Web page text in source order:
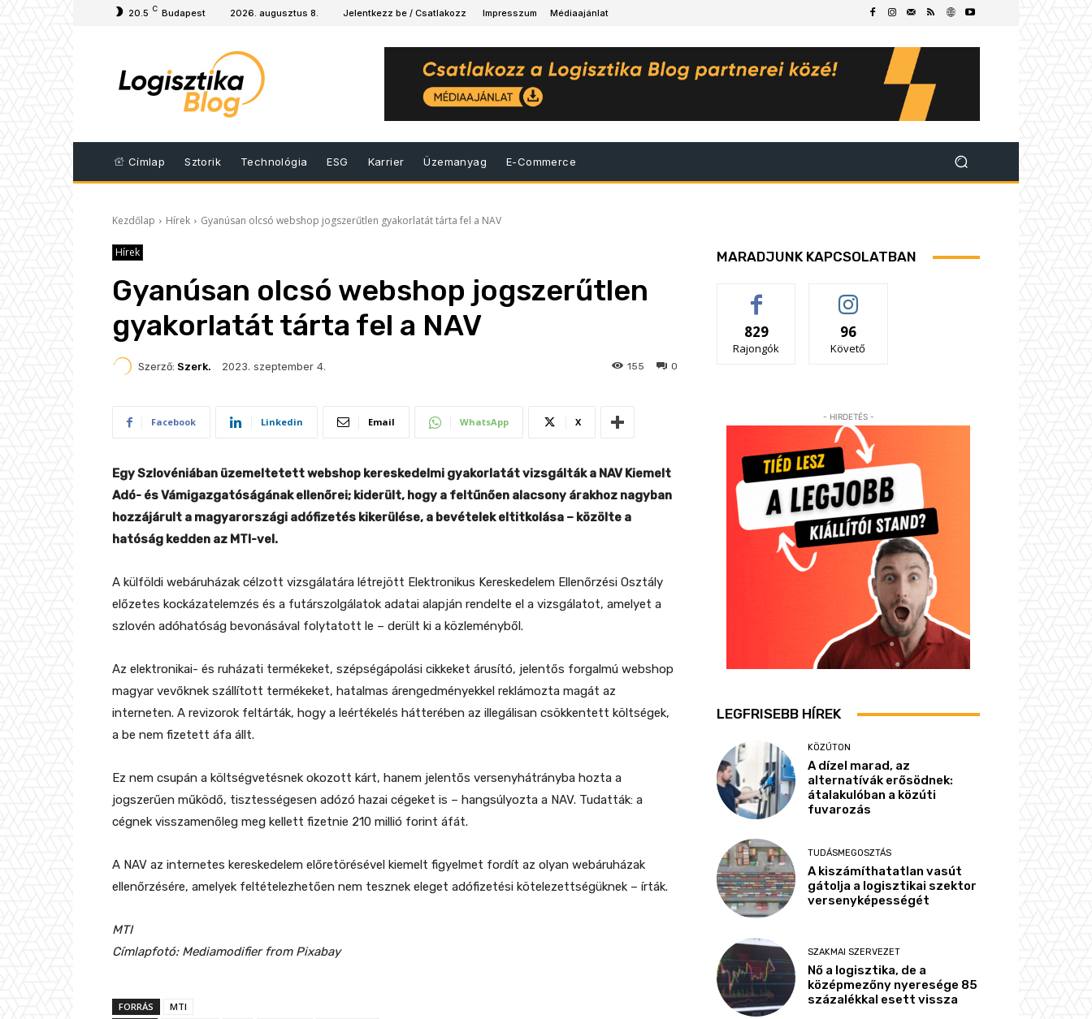
20.5 C Budapest 2026. augusztus 8. Jelentkezz be / Csatlakozz Impresszum Médiaajánlat
Címlap Sztorik Technológia ESG Karrier Üzemanyag E-Commerce
Kezdőlap Hírek Gyanúsan olcsó webshop jogszerűtlen gyakorlatát tárta fel a NAV
Hírek
Gyanúsan olcsó webshop jogszerűtlen
gyakorlatát tárta fel a NAV
Szerző: Szerk. 2023. szeptember 4. 0
155
Facebook Linkedin Email WhatsApp X
Egy Szlovéniában üzemeltetett webshop kereskedelmi gyakorlatát vizsgálták a NAV Kiemelt
Adó- és Vámigazgatóságának ellenőrei; kiderült, hogy a feltűnően alacsony árakhoz nagyban
hozzájárult a magyarországi adófizetés kikerülése, a bevételek eltitkolása – közölte a
hatóság kedden az MTI-vel.
A külföldi webáruházak célzott vizsgálatára létrejött Elektronikus Kereskedelem Ellenőrzési Osztály
előzetes kockázatelemzés és a futárszolgálatok adatai alapján rendelte el a vizsgálatot, amelyet a
szlovén adóhatóság bevonásával folytatott le – derült ki a közleményből.
Az elektronikai- és ruházati termékeket, szépségápolási cikkeket árusító, jelentős forgalmú webshop
magyar vevőknek szállított termékeket, hatalmas árengedményekkel reklámozta magát az
interneten. A revizorok feltárták, hogy a leértékelés hátterében az illegálisan csökkentett költségek,
a be nem fizetett áfa állt.
Ez nem csupán a költségvetésnek okozott kárt, hanem jelentős versenyhátrányba hozta a
jogszerűen működő, tisztességesen adózó hazai cégeket is – hangsúlyozta a NAV. Tudatták: a
cégnek visszamenőleg meg kellett fizetnie 210 millió forint áfát.
A NAV az internetes kereskedelem előretörésével kiemelt figyelmet fordít az olyan webáruházak
ellenőrzésére, amelyek feltételezhetően nem tesznek eleget adófizetési kötelezettségüknek – írták.
MTI
Címlapfotó: Mediamodifier from Pixabay
FORRÁS
MTI
MARADJUNK KAPCSOLATBAN
829
Rajongók
96
Követő
- HIRDETÉS -
LEGFRISEBB HÍREK
KÖZÚTON
A dízel marad, az
alternatívák erősödnek:
átalakulóban a közúti
fuvarozás
TUDÁSMEGOSZTÁS
A kiszámíthatatlan vasút
gátolja a logisztikai szektor
versenyképességét
SZAKMAI SZERVEZET
Nő a logisztika, de a
középmezőny nyeresége 85
százalékkal esett vissza